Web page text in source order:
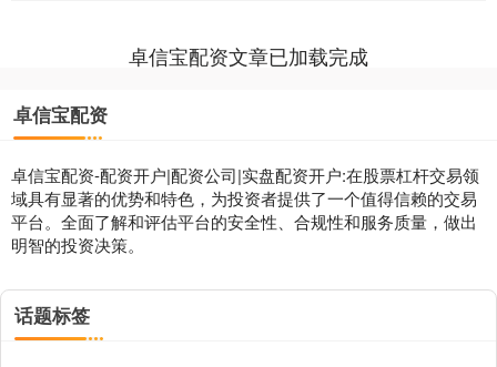
卓信宝配资文章已加载完成
卓信宝配资
卓信宝配资-配资开户|配资公司|实盘配资开户:在股票杠杆交易领
域具有显著的优势和特色，为投资者提供了一个值得信赖的交易
平台。全面了解和评估平台的安全性、合规性和服务质量，做出
明智的投资决策。
话题标签